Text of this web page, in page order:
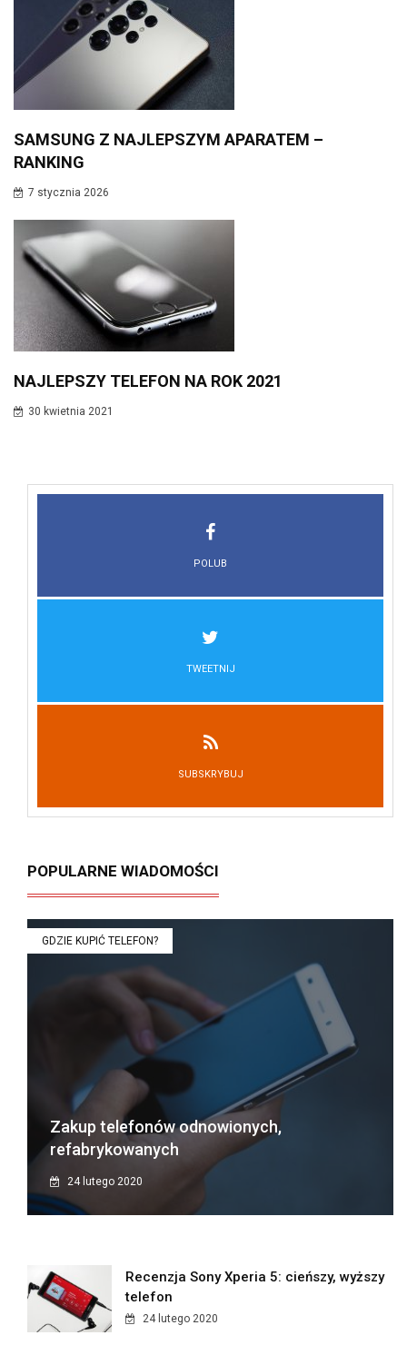
SAMSUNG Z NAJLEPSZYM APARATEM –
RANKING
7 stycznia 2026
NAJLEPSZY TELEFON NA ROK 2021
30 kwietnia 2021
POLUB
TWEETNIJ
SUBSKRYBUJ
POPULARNE WIADOMOŚCI
GDZIE KUPIĆ TELEFON?
Zakup telefonów odnowionych,
refabrykowanych
24 lutego 2020
Recenzja Sony Xperia 5: cieńszy, wyższy
telefon
24 lutego 2020